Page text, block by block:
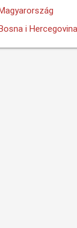
i Hercegovina